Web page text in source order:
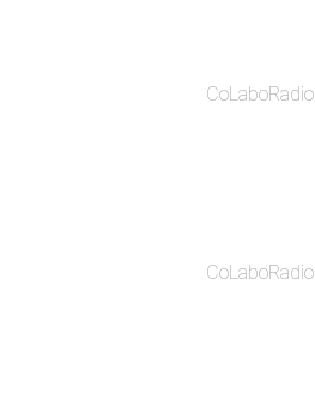
CoLaboRadio
CoLaboRadio